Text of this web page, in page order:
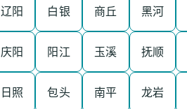
辽阳 白银 商丘 黑河
庆阳 阳江 玉溪 抚顺
日照 包头 南平 龙岩